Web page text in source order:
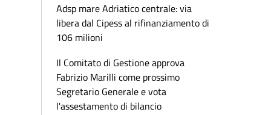
Adsp mare Adriatico centrale: via
libera dal Cipess al rifinanziamento di
106 milioni
Il Comitato di Gestione approva
Fabrizio Marilli come prossimo
Segretario Generale e vota
l'assestamento di bilancio